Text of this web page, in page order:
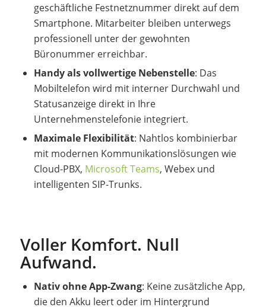
geschäftliche Festnetznummer direkt auf dem
Smartphone. Mitarbeiter bleiben unterwegs
professionell unter der gewohnten
Büronummer erreichbar.
Handy als vollwertige Nebenstelle: Das
Mobiltelefon wird mit interner Durchwahl und
Statusanzeige direkt in Ihre
Unternehmenstelefonie integriert.
Maximale Flexibilität: Nahtlos kombinierbar
mit modernen Kommunikationslösungen wie
Cloud-PBX, Microsoft Teams, Webex und
intelligenten SIP-Trunks.
Voller Komfort. Null
Aufwand.
Nativ ohne App-Zwang: Keine zusätzliche App,
die den Akku leert oder im Hintergrund